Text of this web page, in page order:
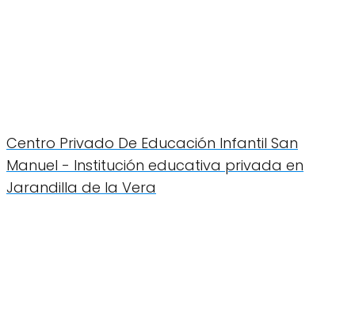
Centro Privado De Educación Infantil San
Manuel - Institución educativa privada en
Jarandilla de la Vera